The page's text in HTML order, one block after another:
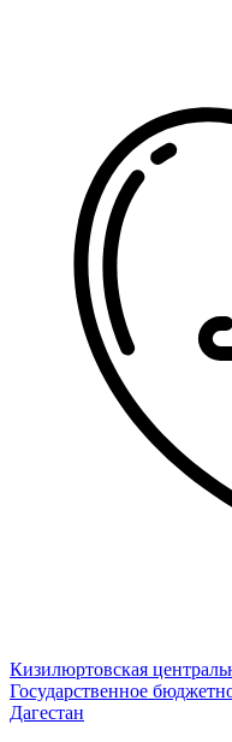
Кизилюртовская
Государственное
Дагестан